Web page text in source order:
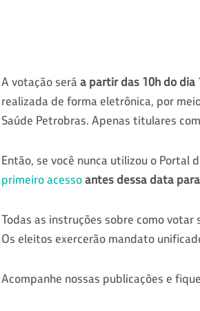
A votação seráa partir das 10h do
realizada de forma eletrônica, por
Saúde Petrobras. Apenas titulares
Então, se você nunca utilizou o Portal
primeiro acessoantes dessa data
Todas as instruções sobre como
Os eleitos exercerão mandato
Acompanhe nossas publicações e